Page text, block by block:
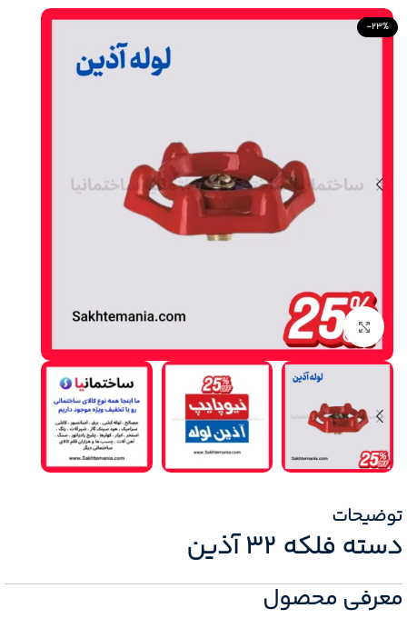
-23%
Click to enlarge
توضیحات
دسته فلکه 32 آذین
معرفی محصول